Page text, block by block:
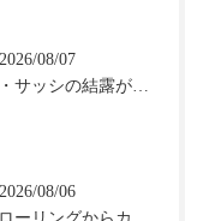
2026/08/07
2026/08/06